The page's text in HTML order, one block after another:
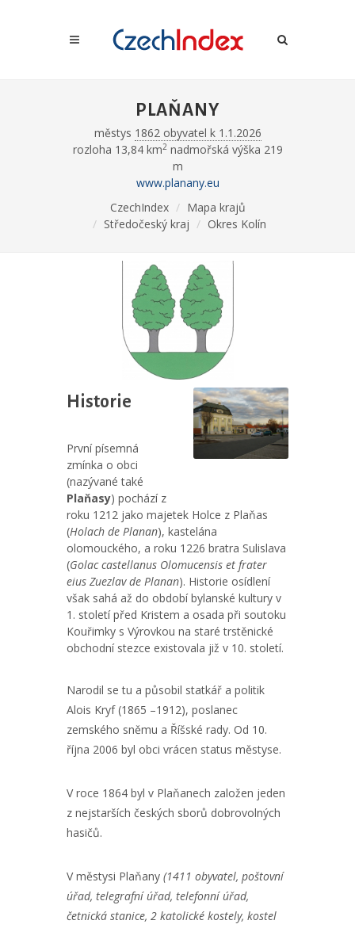
PLAŇANY
městys 1862 obyvatel k 1.1.2026
rozloha 13,84 km2nadmořská výška 219
m
www.planany.eu
CzechIndex
Mapa krajů
Středočeský kraj
Okres Kolín
Historie
První písemná
zmínka o obci
(nazývané také
Plaňasy) pochází z
roku 1212 jako majetek Holce z Plaňas
(Holach de Planan), kastelána
olomouckého, a roku 1226 bratra Sulislava
(Golac castellanus Olomucensis et frater
eius Zuezlav de Planan). Historie osídlení
však sahá až do období bylanské kultury v
1. století před Kristem a osada při soutoku
Kouřimky s Výrovkou na staré trstěnické
obchodní stezce existovala již v 10. století.
Narodil se tu a působil statkář a politik
Alois Kryf (1865 –1912), poslanec
zemského sněmu a Říšské rady. Od 10.
října 2006 byl obci vrácen status městyse.
V roce 1864 byl v Plaňanech založen jeden
z nejstarších českých sborů dobrovolných
hasičů.
V městysi Plaňany (1411 obyvatel, poštovní
úřad, telegrafní úřad, telefonní úřad,
četnická stanice, 2 katolické kostely, kostel